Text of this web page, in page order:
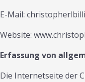
E-Mail:
Website:
Erfassung von
Die Internetseite der